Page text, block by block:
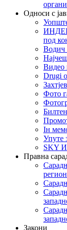
Односи с
под
Водич
Видео
Drugi
Фото
Билтен
Iн
Упуте
SKY
Правна
Закони